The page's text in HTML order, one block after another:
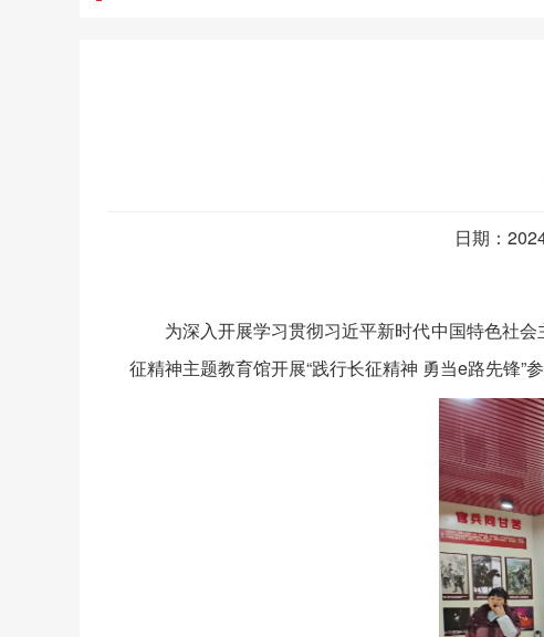
日期：
为深入开展学习贯彻习近平新时代中国特色社会
征精神主题教育馆开展“践行长征精神 勇当e路先锋”参